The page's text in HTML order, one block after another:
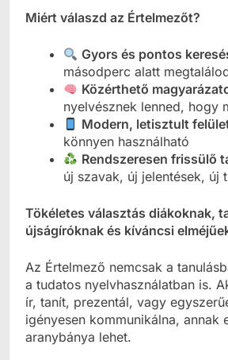
Miért válaszd az Értelmezőt?
Gyors és pontos
másodperc alatt
Közérthető
nyelvésznek lenned, hogy
Modern, letisztult
könnyen használható
Rendszeresen frissülő
új szavak, új jelentések, új
Tökéletes választás diákoknak,
újságíróknak és kíváncsi
Az Értelmező nemcsak a
a tudatos nyelvhasználatban is.
ír, tanít, prezentál, vagy
igényesen kommunikálna, annak
aranybánya lehet.